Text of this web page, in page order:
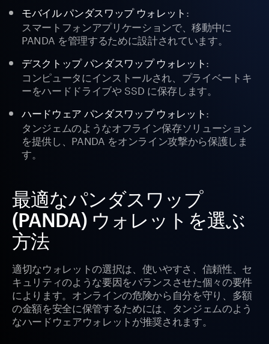
モバイル パンダスワップ ウォレット :
スマートフォンアプリケーションで、移動中に
PANDA を管理するために設計されています。
デスクトップ パンダスワップ ウォレット :
コンピュータにインストールされ、プライベートキ
ーをハードドライブや SSD に保存します。
ハードウェア パンダスワップ ウォレット :
タンジェムのようなオフライン保存ソリューション
を提供し、PANDA をオンライン攻撃から保護しま
す。
最適なパンダスワップ
(PANDA) ウォレットを選ぶ
方法
適切なウォレットの選択は、使いやすさ、信頼性、セ
キュリティのような要因をバランスさせた個々の要件
によります。オンラインの危険から自分を守り、多額
の金額を安全に保管するためには、タンジェムのよう
なハードウェアウォレットが推奨されます。